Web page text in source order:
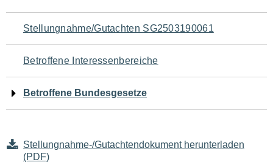
Navigation
für
den
Seiteninhalt
Stellungnahme/Gutachten SG2503190061
Betroffene Interessenbereiche
Betroffene Bundesgesetze
Stellungnahme-/Gutachtendokument herunterladen
(PDF)